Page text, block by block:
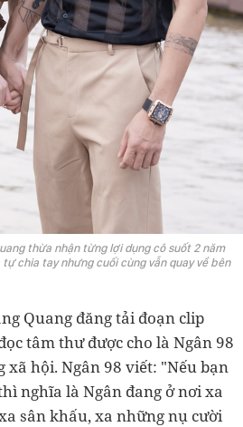
thừa nhận từng lợi dụng cô suốt 2 năm
chia tay nhưng cuối cùng vẫn quay về bên
Quang đăng tải đoạn clip
tâm thư được cho là Ngân 98
xã hội. Ngân 98 viết: "Nếu bạn
nghĩa là Ngân đang ở nơi xa
sân khấu, xa những nụ cười